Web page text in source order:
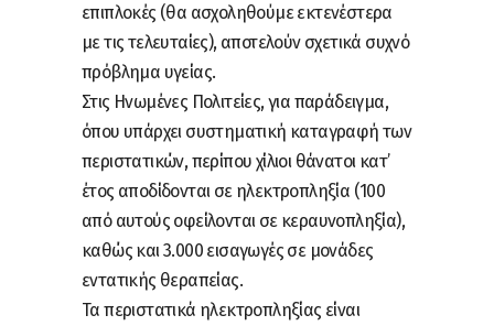
επιπλοκές (θα ασχοληθούμε εκτενέστερα
με τις τελευταίες), αποτελούν σχετικά συχνό
πρόβλημα υγείας.
Στις Ηνωμένες Πολιτείες, για παράδειγμα,
όπου υπάρχει συστηματική καταγραφή των
περιστατικών, περίπου χίλιοι θάνατοι κατ’
έτος αποδίδονται σε ηλεκτροπληξία (100
από αυτούς οφείλονται σε κεραυνοπληξία),
καθώς και 3.000 εισαγωγές σε μονάδες
εντατικής θεραπείας.
Τα περιστατικά ηλεκτροπληξίας είναι